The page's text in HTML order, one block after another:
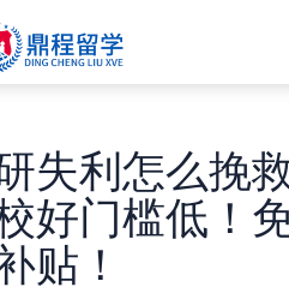
失利怎么挽
好门槛低！
贴！